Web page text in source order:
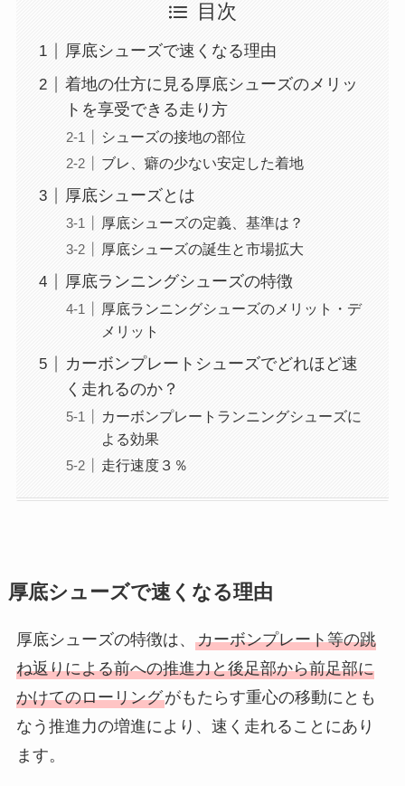
目次
厚底シューズで速くなる理由
着地の仕方に見る厚底シューズのメリッ
トを享受できる走り方
シューズの接地の部位
ブレ、癖の少ない安定した着地
厚底シューズとは
厚底シューズの定義、基準は？
厚底シューズの誕生と市場拡大
厚底ランニングシューズの特徴
厚底ランニングシューズのメリット・デ
メリット
カーボンプレートシューズでどれほど速
く走れるのか？
カーボンプレートランニングシューズに
よる効果
走行速度３％
厚底シューズで速くなる理由
厚底シューズの特徴は、 カーボンプレート等の跳
ね返りによる前への推進力と後足部から前足部に
かけてのローリングがもたらす重心の移動にとも
なう推進力の増進により、速く走れることにあり
ます。